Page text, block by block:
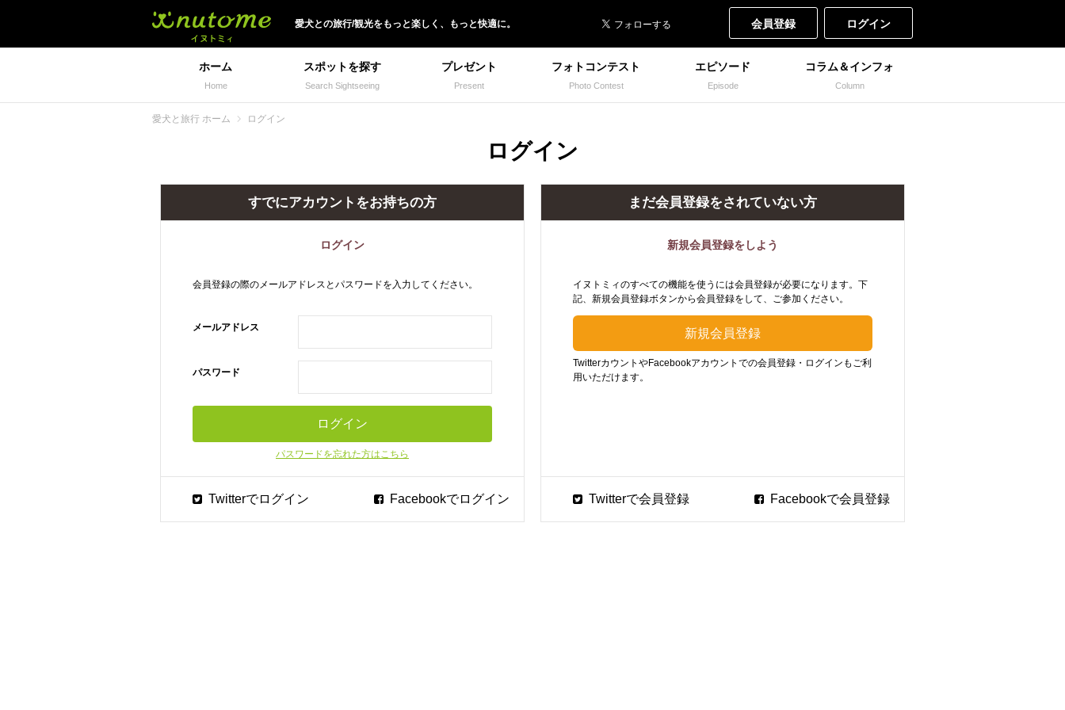
愛犬との旅行/観光をもっと楽しく、 もっと快適に。 会員登録 ログイン
ホーム
Home
スポットを探す
Search Sightseeing
プレゼント
Present
フォトコンテスト
Photo Contest
エピソード
Episode
コラム＆インフォ
Column
愛犬と旅行 ホーム ログイン
ログイン
すでにアカウントをお持ちの方
ログイン
会員登録の際のメールアドレスとパスワードを入力してください。
メールアドレス
パスワード
パスワードを忘れた方はこちら
まだ会員登録をされていない方
新規会員登録をしよう
イヌトミィのすべての機能を使うには会員登録が必要になります。下
記、新規会員登録ボタンから会員登録をして、ご参加ください。
TwitterカウントやFacebookアカウントでの会員登録・ログインもご利
用いただけます。